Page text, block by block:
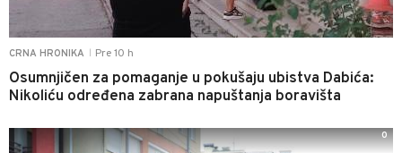
CRNA HRONIKA Pre 10 h
Osumnjičen za pomaganje u pokušaju ubistva Dabića:
Nikoliću određena zabrana napuštanja boravišta
0